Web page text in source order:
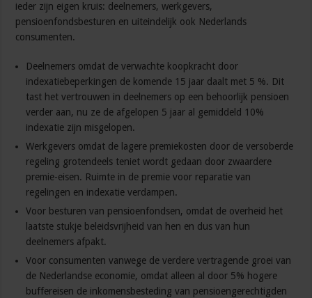
ieder zijn eigen kruis: deelnemers, werkgevers,
pensioenfondsbesturen en uiteindelijk ook Nederlands
consumenten.
Deelnemers omdat de verwachte koopkracht door
indexatiebeperkingen de komende 15 jaar daalt met 5 %. Dit
tast het vertrouwen in deelnemers op een behoorlijk pensioen
verder aan, nu ze de afgelopen 5 jaar al gemiddeld 10%
indexatie zijn misgelopen.
Werkgevers omdat de lagere premiekosten door de versoberde
regeling grotendeels teniet wordt gedaan door zwaardere
premie-eisen. Ruimte in de premie voor reparatie van
regelingen en indexatie verdampen.
Voor besturen van pensioenfondsen, omdat de overheid het
laatste stukje beleidsvrijheid van hen en dus van hun
deelnemers afpakt.
Voor consumenten vanwege de verdere vertragende groei van
de Nederlandse economie, omdat alleen al door 5% hogere
buffereisen de inkomensbesteding van pensioengerechtigden